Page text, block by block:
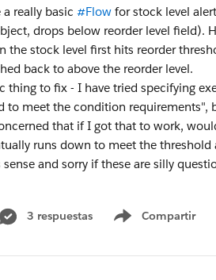
really basic #Flow for stock level
drops below reorder level field).
the stock level first hits reorder
back to above the reorder level.
thing to fix - I have tried specifying
to meet the condition requirements",
that if I got that to work,
runs down to meet the
and sorry if these are silly
3 respuestas Compartir
Show menu